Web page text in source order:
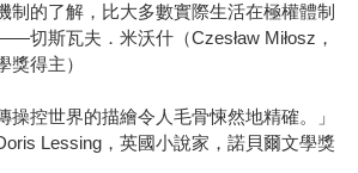
制的了解，比大多數實際生活在極權體制
切斯瓦夫．米沃什（Czesław Miłosz，
獎得主）
操控世界的描繪令人毛骨悚然地精確。」
Lessing，英國小說家，諾貝爾文學獎